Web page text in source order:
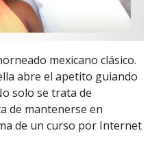
mexicano clásico.
abre el apetito guiando
solo se trata de
de mantenerse en
de un curso por Internet